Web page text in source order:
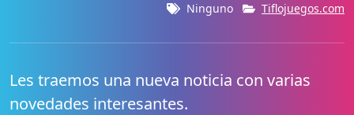
Ninguno
Tiflojuegos.com
Les traemos una nueva noticia con varias
novedades interesantes.